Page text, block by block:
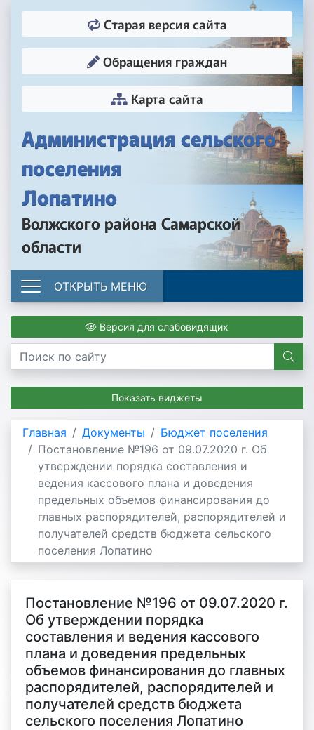
Администрация сельского
поселения
Лопатино
Волжского района Самарской
области
Старая версия сайта
Обращения граждан
Карта сайта
ОТКРЫТЬ МЕНЮ
Версия для слабовидящих
Показать виджеты
Главная Документы
Бюджет поселения
Постановление №196 от 09.07.2020 г. Об
утверждении порядка составления и
ведения кассового плана и доведения
предельных объемов финансирования до
главных распорядителей, распорядителей и
получателей средств бюджета сельского
поселения Лопатино
Постановление №196 от 09.07.2020 г.
Об утверждении порядка
составления и ведения кассового
плана и доведения предельных
объемов финансирования до главных
распорядителей, распорядителей и
получателей средств бюджета
сельского поселения Лопатино